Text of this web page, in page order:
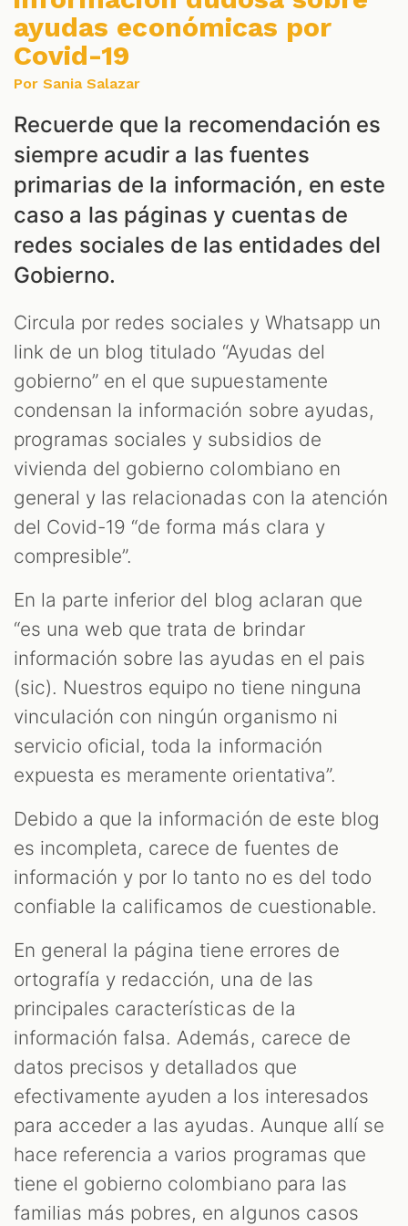
ZOOM
ayudas económicas por
Covid-19
Por Sania Salazar
Recuerde que la recomendación es
siempre acudir a las fuentes
primarias de la información, en este
caso a las páginas y cuentas de
redes sociales de las entidades del
Gobierno.
Circula por redes sociales y Whatsapp un
link de un blog titulado “Ayudas del
gobierno” en el que supuestamente
condensan la información sobre ayudas,
programas sociales y subsidios de
vivienda del gobierno colombiano en
general y las relacionadas con la atención
del Covid-19 “de forma más clara y
compresible”.
En la parte inferior del blog aclaran que
“es una web que trata de brindar
información sobre las ayudas en el pais
(sic). Nuestros equipo no tiene ninguna
vinculación con ningún organismo ni
servicio oficial, toda la información
expuesta es meramente orientativa”.
Debido a que la información de este blog
es incompleta, carece de fuentes de
información y por lo tanto no es del todo
confiable la calificamos de cuestionable.
En general la página tiene errores de
ortografía y redacción, una de las
principales características de la
información falsa. Además, carece de
datos precisos y detallados que
efectivamente ayuden a los interesados
para acceder a las ayudas. Aunque allí se
hace referencia a varios programas que
tiene el gobierno colombiano para las
familias más pobres, en algunos casos